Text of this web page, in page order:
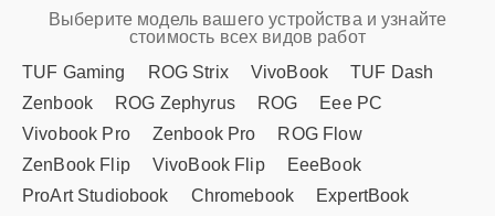
Выберите модель вашего устройства и узнайте
стоимость всех видов работ
TUF Gaming
ROG Strix VivoBook
TUF Dash
Zenbook
ROG Zephyrus ROG
Eee PC
Vivobook Pro
Zenbook Pro
ROG Flow
ZenBook Flip
VivoBook Flip
EeeBook
ProArt Studiobook
Chromebook
ExpertBook